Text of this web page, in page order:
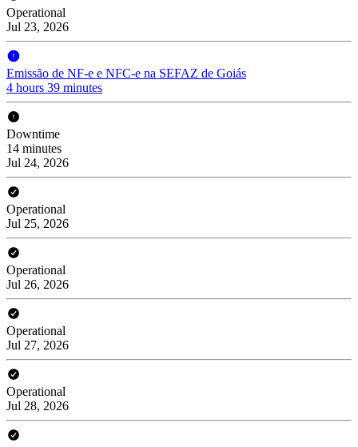
Operational
Jul 23, 2026
Emissão de NF-e e NFC-e na SEFAZ de Goiás
4 hours 39 minutes
Downtime
14 minutes
Jul 24, 2026
Operational
Jul 25, 2026
Operational
Jul 26, 2026
Operational
Jul 27, 2026
Operational
Jul 28, 2026